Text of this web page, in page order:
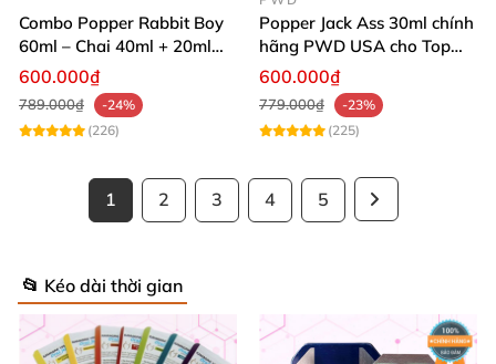
Combo Popper Rabbit Boy
60ml – Chai 40ml + 20ml
Siêu Mạnh Dành Riêng Cho
600.000₫
789.000₫
-24%
(226)
Popper Jack Ass 30ml chính
hãng PWD USA cho Top
Bot
600.000₫
779.000₫
-23%
(225)
1 2 3 4 5
📂 Kéo dài thời gian